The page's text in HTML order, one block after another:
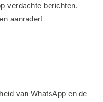
verdachte berichten.
aanrader!
van WhatsApp en de